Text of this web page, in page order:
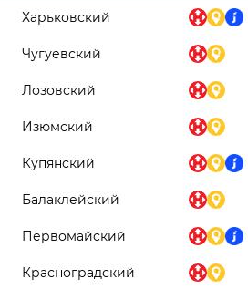
Харьковский
Чугуевский
Лозовский
Изюмский
Купянский
Балаклейский
Первомайский
Красноградский